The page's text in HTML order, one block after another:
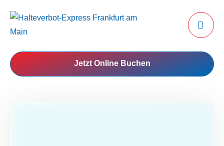
Jetzt Online Buchen